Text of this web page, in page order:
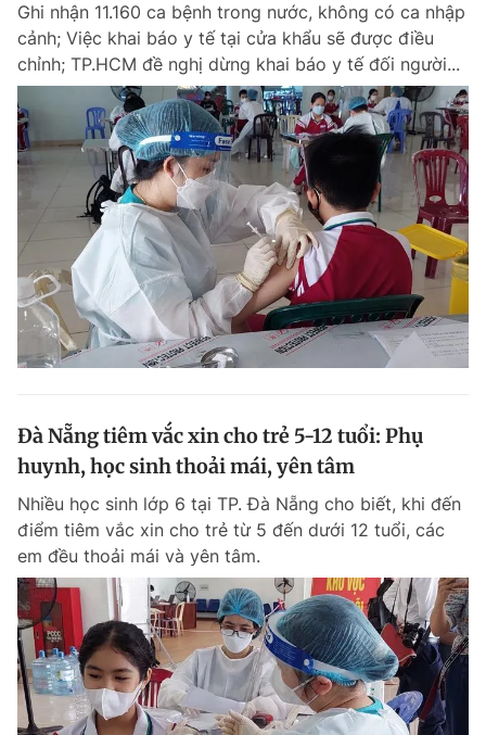
Giấy phép xuất bản số 110/GP - BTTTT cấp ngày 24.3.2020
© 2003-2026 Bản quyền thuộc về Báo Thanh Niên. Cấm sao chép
dưới mọi hình thức nếu không có sự chấp thuận bằng văn bản.
Phát triển bởi ePi Technologies, JSC.
Ghi nhận 11.160 ca bệnh trong nước, không có ca nhập
cảnh; Việc khai báo y tế tại cửa khẩu sẽ được điều
chỉnh; TP.HCM đề nghị dừng khai báo y tế đối người...
Đà Nẵng tiêm vắc xin cho trẻ 5-12 tuổi: Phụ
huynh, học sinh thoải mái, yên tâm
Nhiều học sinh lớp 6 tại TP. Đà Nẵng cho biết, khi đến
điểm tiêm vắc xin cho trẻ từ 5 đến dưới 12 tuổi, các
em đều thoải mái và yên tâm.